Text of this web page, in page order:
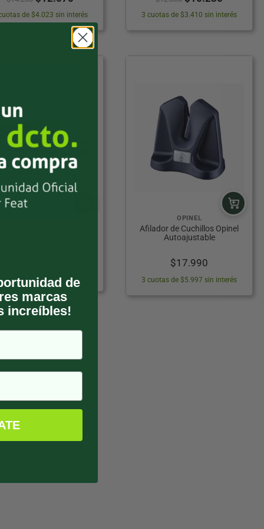
precio
original
$14.200.
precio
actual
es:
$12.070.
de $4.023 sin interés
precio
precio
3 cuotas de $3.410 sin interés
OPINEL
Afilador de Cuchillos Opinel
Autoajustable
$17.990
3 cuotas de $5.997 sin interés
de
marcas
increíbles!